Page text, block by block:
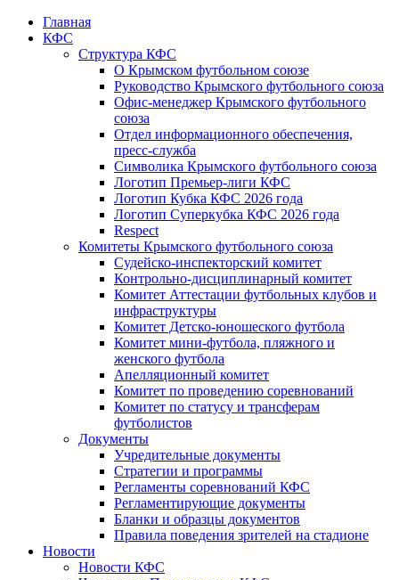
Главная
КФС
Структура КФС
О Крымском футбольном союзе
Руководство Крымского футбольного союза
Офис-менеджер Крымского футбольного
союза
Отдел информационного обеспечения,
пресс-служба
Символика Крымского футбольного союза
Логотип Премьер-лиги КФС
Логотип Кубка КФС 2026 года
Логотип Суперкубка КФС 2026 года
Respect
Комитеты Крымского футбольного союза
Судейско-инспекторский комитет
Контрольно-дисциплинарный комитет
Комитет Аттестации футбольных клубов и
инфраструктуры
Комитет Детско-юношеского футбола
Комитет мини-футбола, пляжного и
женского футбола
Апелляционный комитет
Комитет по проведению соревнований
Комитет по статусу и трансферам
футболистов
Документы
Учредительные документы
Стратегии и программы
Регламенты соревнований КФС
Регламентирующие документы
Бланки и образцы документов
Правила поведения зрителей на стадионе
Новости
Новости КФС